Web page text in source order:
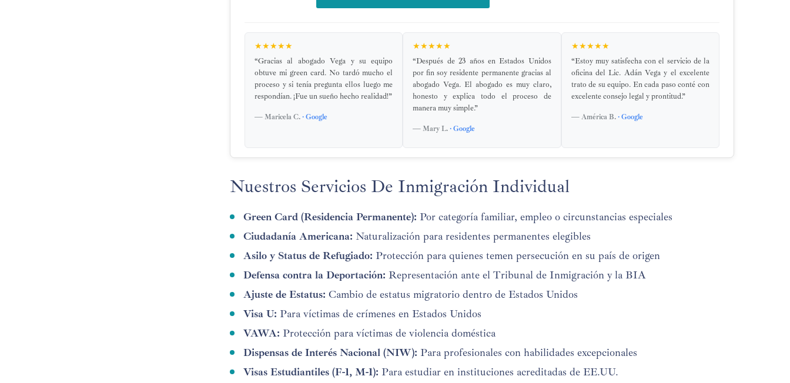
★★★★★
“Gracias al abogado Vega y su equipo
obtuve mi green card. No tardó mucho el
proceso y si tenía pregunta ellos luego me
respondían. ¡Fue un sueño hecho realidad!”
— Maricela C. · Google
★★★★★
“Después de 23 años en Estados Unidos
por fin soy residente permanente gracias al
abogado Vega. El abogado es muy claro,
honesto y explica todo el proceso de
manera muy simple.”
— Mary L. · Google
★★★★★
“Estoy muy satisfecha con el servicio de la
oficina del Lic. Adán Vega y el excelente
trato de su equipo. En cada paso conté con
excelente consejo legal y prontitud.”
— América B. · Google
Nuestros Servicios De Inmigración Individual
Green Card (Residencia Permanente): Por categoría familiar, empleo o circunstancias especiales
Ciudadanía Americana: Naturalización para residentes permanentes elegibles
Asilo y Status de Refugiado: Protección para quienes temen persecución en su país de origen
Defensa contra la Deportación: Representación ante el Tribunal de Inmigración y la BIA
Ajuste de Estatus: Cambio de estatus migratorio dentro de Estados Unidos
Visa U: Para víctimas de crímenes en Estados Unidos
VAWA: Protección para víctimas de violencia doméstica
Dispensas de Interés Nacional (NIW): Para profesionales con habilidades excepcionales
Visas Estudiantiles (F-1, M-1): Para estudiar en instituciones acreditadas de EE.UU.